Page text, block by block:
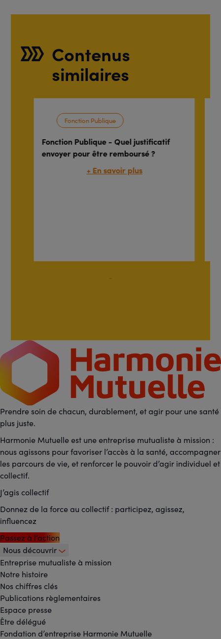
Contenus
similaires
Fonction Publique
Fonction Publique - Quel justificatif
envoyer pour être remboursé ?
+ En savoir plus
Prendre soin de chacun, durablement, et agir pour une santé
plus juste.
Harmonie Mutuelle est une entreprise mutualiste à mission :
nous agissons pour favoriser l’accès à la santé, accompagner
les parcours de vie, et renforcer le pouvoir d’agir individuel et
collectif.
J’agis collectif
Donnez de la force au collectif : participez, agissez,
influencez
Passez à l’action
Footer
-
Menu
principal
Nous découvrir
Entreprise mutualiste à mission
Notre histoire
Nos chiffres clés
Publications règlementaires
Espace presse
Être délégué
Fondation d’entreprise Harmonie Mutuelle